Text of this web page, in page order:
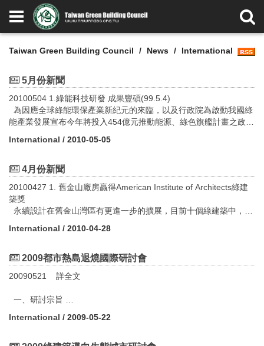
Taiwan Green Building Council News International
5月份新聞
20100504 1.綠能科技研發 成果豐碩(99.5.4)
為因應全球綠能環保產業新紀元的來臨，以及行政院為啟動我國綠
能產業發展宣布今年將投入454億元推動能源、綠色旗艦計畫之政府
研發方向說明會」中發表「綠能科技」領域之研發技術，成果豐
2.馬來西亞-建物更新(99.5.4)
繼為去年五月後的新建築成立綠建築評級制度，馬來西亞於綠建築
方面最大的挑戰是，如何在現有建築物上減少碳足跡……
3.豔寓台北 優良公寓評選開跑(99.5.10)
台北市政府都發局表示，「優良公寓大廈評選活動」今年主題訂為
意外「艷」遇。主辦單位表示，得獎社區不但能獲頒獎狀及最高獎
http://www.cna.com.tw/ShowNews/Detail ...
International / 2010-05-05
4月份新聞
20100427 1. 舊金山廠房贏得American Institute of Architects綠建
築獎
永續設計在舊金山灣區有更進一步的擴展，目前十個綠建築中，已
已成為主流。
2010/04/26/DDDR1D1RKE.DTL
為獎助民間建築物進行綠建築設計及改善示範工作,內政部發布修正
１,７００萬元,自即日受理申請至５月１５日止。
http://www.penghutime.com.tw/newsdata.php?no=10040589
台中縣環保局今年首度輔導工地綠化，在工地鐵皮圍牆植栽或興建
International / 2010-04-28
2009都市熱島退燒國際研討會
20090521 詳全文
一、研討宗旨
每百年0.7℃的溫暖化速度。高度都市化發展已對都市氣候造成重大
International / 2009-05-22